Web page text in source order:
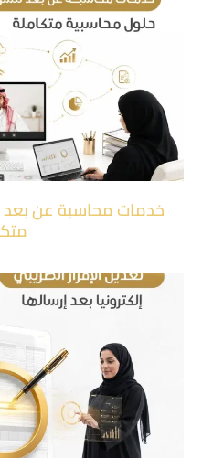
خدمات محاسبة عن بعد